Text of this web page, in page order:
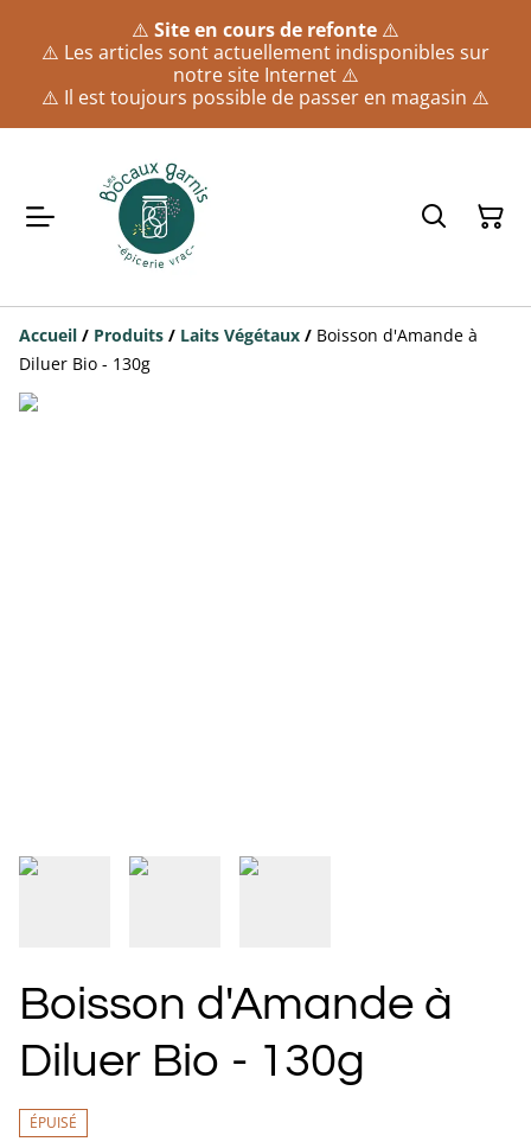
⚠️ Site en cours de refonte ⚠️
⚠️ Les articles sont actuellement indisponibles sur
notre site Internet ⚠️
⚠️ Il est toujours possible de passer en magasin ⚠️
Accueil / Produits / Laits Végétaux / Boisson d'Amande à
Diluer Bio - 130g
Boisson d'Amande à
Diluer Bio - 130g
ÉPUISÉ